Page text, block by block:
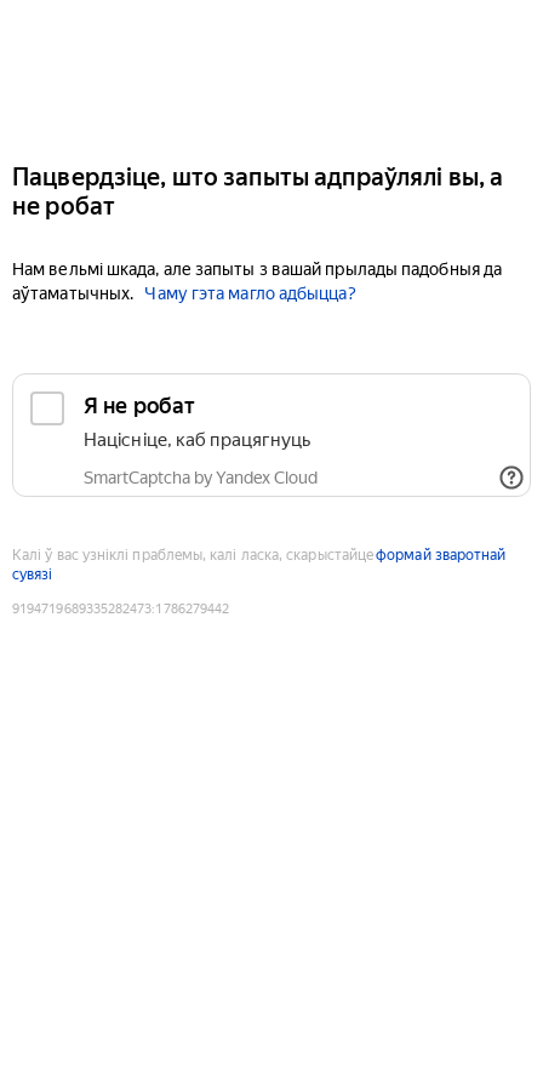
Пацвердзіце, што запыты адпраўлялі вы, а
не робат
Нам вельмі шкада, але запыты з вашай прылады падобныя да
аўтаматычных.
Чаму гэта магло адбыцца?
Я не робат
Націсніце, каб працягнуць
SmartCaptcha by Yandex Cloud
Калі ў вас узніклі праблемы, калі ласка, скарыстайцеформай зваротнай
сувязі
9194719689335282473:1786279442